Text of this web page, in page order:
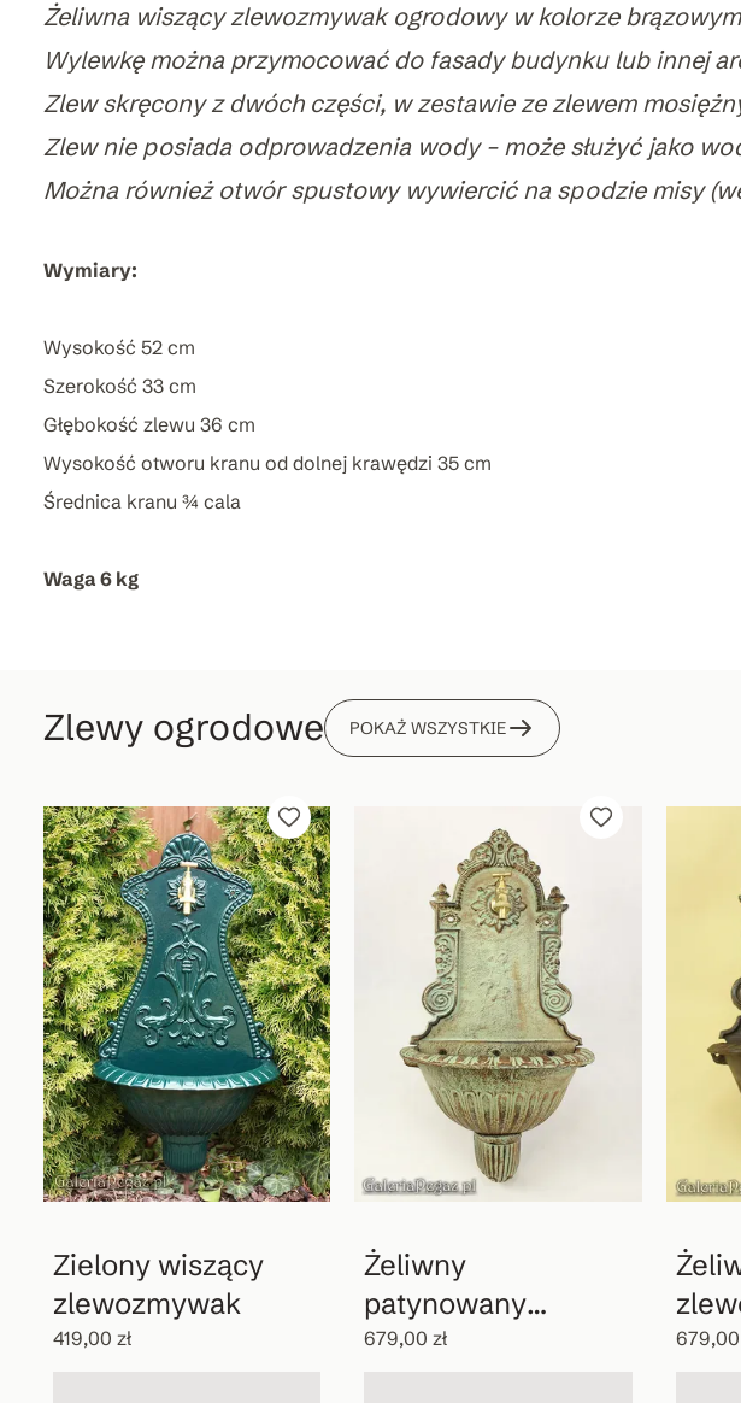
Żeliwna wiszący zlewozmywak ogrodowy w kolorze
Wylewkę można przymocować do fasady budynku lub innej
Zlew skręcony z dwóch części, w zestawie ze zlewem
Zlew nie posiada odprowadzenia wody – może służyć jako
Można również otwór spustowy wywiercić na spodzie misy
Wymiary:
Wysokość 52 cm
Szerokość 33 cm
Głębokość zlewu 36 cm
Wysokość otworu kranu od dolnej krawędzi 35 cm
Średnica kranu ¾ cala
Waga 6 kg
Zlewy ogrodowe POKAŻ WSZYSTKIE
Zielony wiszący
zlewozmywak
419,00 zł
Żeliwny
patynowany
wodopój
679,00 zł 679,00